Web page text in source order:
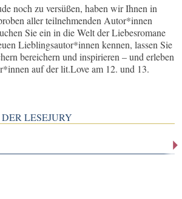
noch zu versüßen, haben wir Ihnen in
aller teilnehmenden Autor*innen
Sie ein in die Welt der Liebesromane
Lieblingsautor*innen kennen, lassen Sie
bereichern und inspirieren – und erleben
auf der lit.Love am 12. und 13.
LESEJURY